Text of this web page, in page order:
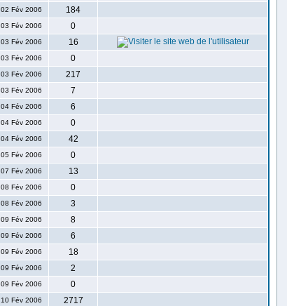
02 Fév 2006
184
03 Fév 2006
0
03 Fév 2006
16
03 Fév 2006
0
03 Fév 2006
217
03 Fév 2006
7
04 Fév 2006
6
04 Fév 2006
0
04 Fév 2006
42
05 Fév 2006
0
07 Fév 2006
13
08 Fév 2006
0
08 Fév 2006
3
09 Fév 2006
8
09 Fév 2006
6
09 Fév 2006
18
09 Fév 2006
2
09 Fév 2006
0
10 Fév 2006
2717